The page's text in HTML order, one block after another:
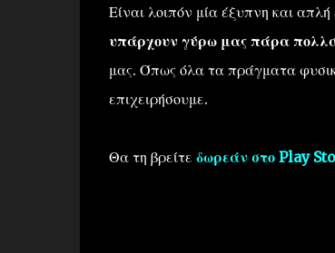
Είναι λοιπόν μία έξυπνη και
υπάρχουν γύρω μας πάρα
μας. Όπως όλα τα πράγματα
επιχειρήσουμε.
Θα τη βρείτε δωρεάν στο Play